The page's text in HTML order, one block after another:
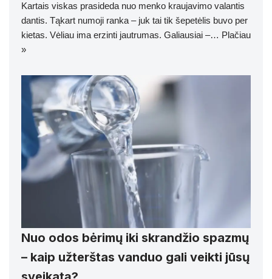
Kartais viskas prasideda nuo menko kraujavimo valantis
dantis. Tąkart numoji ranka – juk tai tik šepetėlis buvo per
kietas. Vėliau ima erzinti jautrumas. Galiausiai –… Plačiau
»
Nuo odos bėrimų iki skrandžio spazmų
– kaip užterštas vanduo gali veikti jūsų